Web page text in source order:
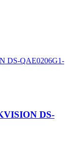
DS-